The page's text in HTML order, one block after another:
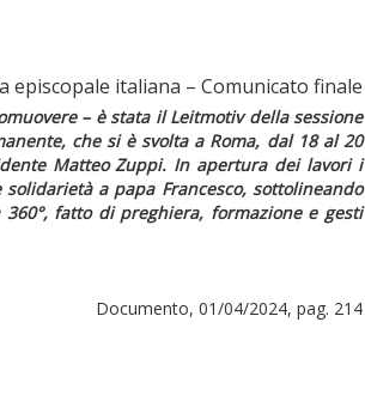
italiana – Comunicato finale
– è stata ilLeitmotivdella sessione
che si è svolta a Roma, dal 18 al 20
Matteo Zuppi. In apertura dei lavori i
a papa Francesco, sottolineando
fatto di preghiera, formazione e gesti
Documento, 01/04/2024, pag. 214